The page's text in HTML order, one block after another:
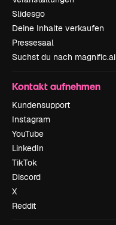
Slidesgo
Deine Inhalte verkaufen
Pressesaal
Suchst du nach magnific.ai
Kontakt aufnehmen
Kundensupport
Instagram
YouTube
LinkedIn
TikTok
Discord
X
Reddit